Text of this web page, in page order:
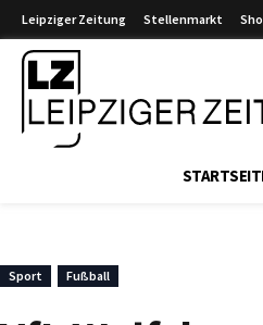
Leipziger Zeitung Stellenmarkt
Sport Fußball